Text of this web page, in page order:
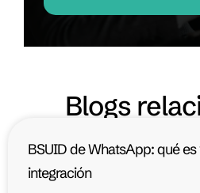
Blogs
BSUID de WhatsApp: qué
integración